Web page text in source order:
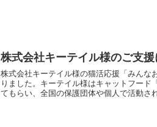
株式会社キーテイル様のご支
株式会社キーテイル様の猫活応援「みんな
りました。キーテイル様はキャットフード
てもらい、全国の保護団体や個人で活動さ